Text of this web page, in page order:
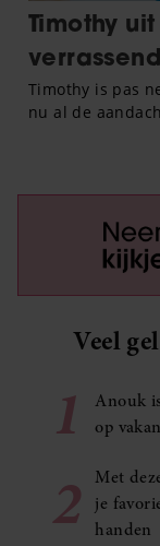
Veel
1
Anouk
op
2
Met
je
handen